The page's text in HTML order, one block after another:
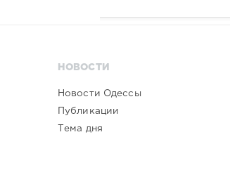
НОВОСТИ
Новости Одессы
Публикации
Тема дня